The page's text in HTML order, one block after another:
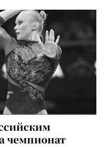
чемпионат